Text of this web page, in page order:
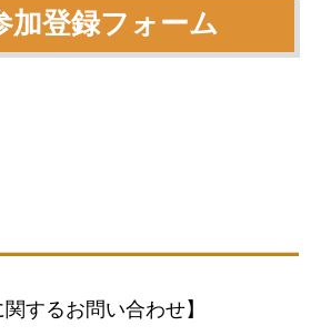
加登録フォーム
関するお問い合わせ】